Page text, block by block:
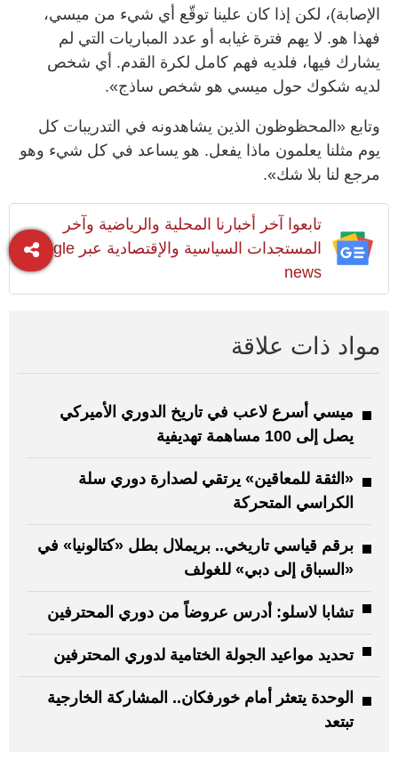
الإصابة)، لكن إذا كان علينا توقّع أي شيء من ميسي،
فهذا هو. لا يهم فترة غيابه أو عدد المباريات التي لم
يشارك فيها، فلديه فهم كامل لكرة القدم. أي شخص
لديه شكوك حول ميسي هو شخص ساذج».
وتابع «المحظوظون الذين يشاهدونه في التدريبات كل
يوم مثلنا يعلمون ماذا يفعل. هو يساعد في كل شيء وهو
مرجع لنا بلا شك».
تابعوا آخر أخبارنا المحلية والرياضية وآخر
المستجدات السياسية والإقتصادية عبر Google
news
مواد ذات علاقة
ميسي أسرع لاعب في تاريخ ​الدوري الأميركي
‌يصل إلى 100 مساهمة تهديفية
«الثقة للمعاقين» يرتقي لصدارة دوري سلة
الكراسي المتحركة
برقم قياسي تاريخي.. بريملال بطل «كتالونيا» في
«السباق إلى دبي» للغولف
تشابا لاسلو: أدرس عروضاً من دوري المحترفين
تحديد مواعيد الجولة الختامية لدوري المحترفين
الوحدة يتعثر أمام خورفكان.. المشاركة الخارجية
تبتعد